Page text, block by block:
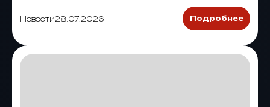
Новости28.07.2026 Подробнее